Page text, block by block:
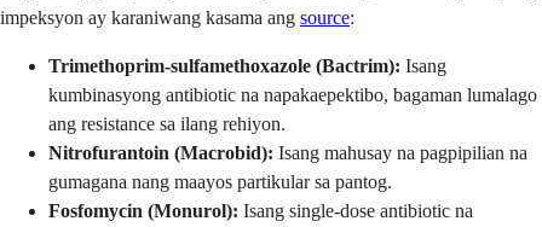
impeksyon ay karaniwang kasama ang source:
Trimethoprim-sulfamethoxazole (Bactrim): Isang
kumbinasyong antibiotic na napakaepektibo, bagaman lumalago
ang resistance sa ilang rehiyon.
Nitrofurantoin (Macrobid): Isang mahusay na pagpipilian na
gumagana nang maayos partikular sa pantog.
Fosfomycin (Monurol): Isang single-dose antibiotic na